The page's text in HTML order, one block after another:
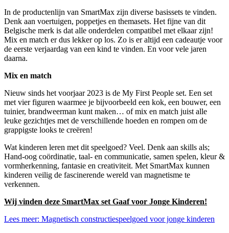
In de productenlijn van SmartMax zijn diverse basissets te vinden.
Denk aan voertuigen, poppetjes en themasets. Het fijne van dit
Belgische merk is dat alle onderdelen compatibel met elkaar zijn!
Mix en match er dus lekker op los. Zo is er altijd een cadeautje voor
de eerste verjaardag van een kind te vinden. En voor vele jaren
daarna.
Mix en match
Nieuw sinds het voorjaar 2023 is de My First People set. Een set
met vier figuren waarmee je bijvoorbeeld een kok, een bouwer, een
tuinier, brandweerman kunt maken… of mix en match juist alle
leuke gezichtjes met de verschillende hoeden en rompen om de
grappigste looks te creëren!
Wat kinderen leren met dit speelgoed? Veel. Denk aan skills als;
Hand-oog coördinatie, taal- en communicatie, samen spelen, kleur &
vormherkenning, fantasie en creativiteit. Met SmartMax kunnen
kinderen veilig de fascinerende wereld van magnetisme te
verkennen.
Wij vinden deze SmartMax set Gaaf voor Jonge Kinderen!
Lees meer: Magnetisch constructiespeelgoed voor jonge kinderen